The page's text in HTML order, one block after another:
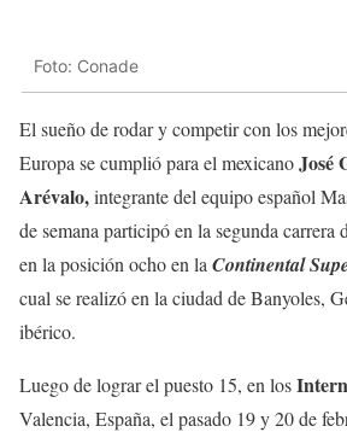
Foto: Conade
El sueño de rodar y competir con los
Europa se cumplió para el mexicanoJosé
Arévalo,integrante del equipo español
de semana participó en la segunda
en la posición ocho en la Continental
cual se realizó en la ciudad de Banyoles,
ibérico.
Luego de lograr el puesto 15, en los
Valencia, España, el pasado 19 y 20 de